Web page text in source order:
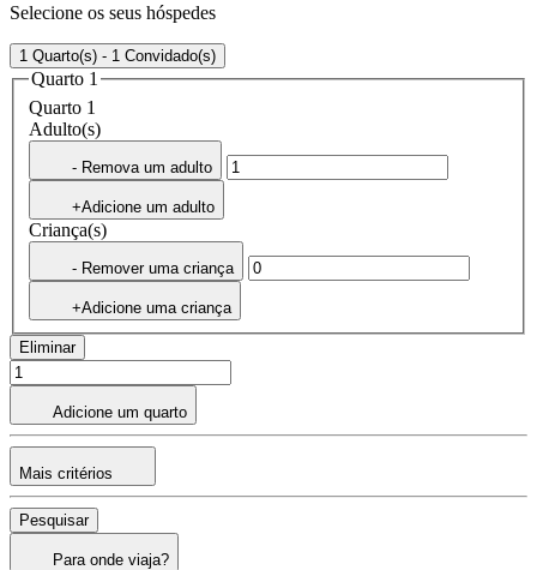
Selecione os seus hóspedes
1 Quarto(s) - 1 Convidado(s)
Quarto 1
Quarto 1
Adulto(s)
- Remova um adulto
+Adicione um adulto
Criança(s)
- Remover uma criança
+Adicione uma criança
Eliminar
Adicione um quarto
Mais critérios
Pesquisar
Para onde viaja?